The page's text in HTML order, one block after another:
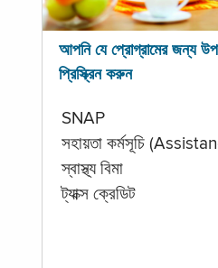
আপনি যে প্রোগ্রামের জন্য
প্রিস্ক্রিন করুন
SNAP
সহায়তা কর্মসূচি
স্বাস্থ্য বিমা
ট্যাক্স ক্রেডিট